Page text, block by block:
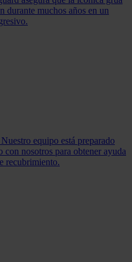
durante muchos años en un
equipo está preparado
con nosotros para obtener ayuda
recubrimiento.